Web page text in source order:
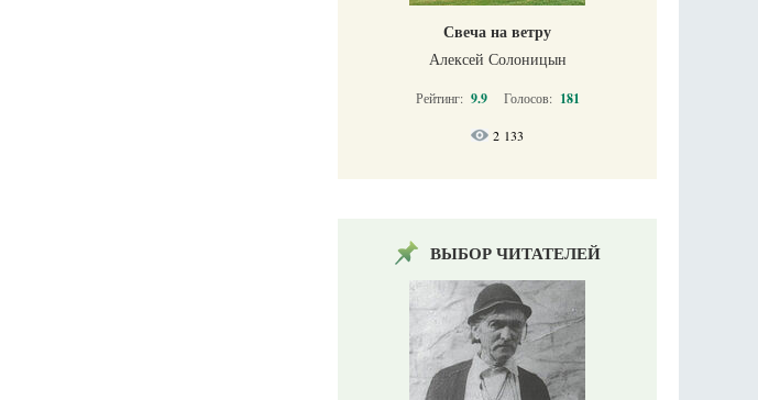
Свеча на ветру
Алексей Солоницын
Рейтинг: 9.9 Голосов: 181
2 133
ВЫБОР ЧИТАТЕЛЕЙ